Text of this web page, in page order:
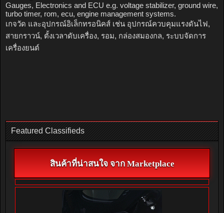
Gauges, Electronics and ECU e.g. voltage stabilizer, ground wire,
turbo timer, rom, ecu, engine management systems.
เกจวัด และอุปกรณ์อิเล็กทรอนิคส์ เช่น อุปกรณ์ควบคุมแรงดันไฟ,
สายกราวน์, ตั้งเวลาดับเครื่อง, รอม, กล่องสมองกล, ระบบจัดการ
เครื่องยนต์
Featured Classifieds
สินค้าที่น่าสนใจ จาก Marketplace